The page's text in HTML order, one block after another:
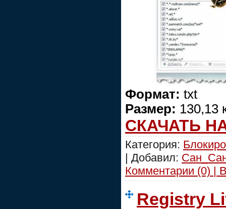
Формат: txt
Размер: 130,13
СКАЧАТЬ
Категория:
| Добавил:
Комментарии (0) |
Registry